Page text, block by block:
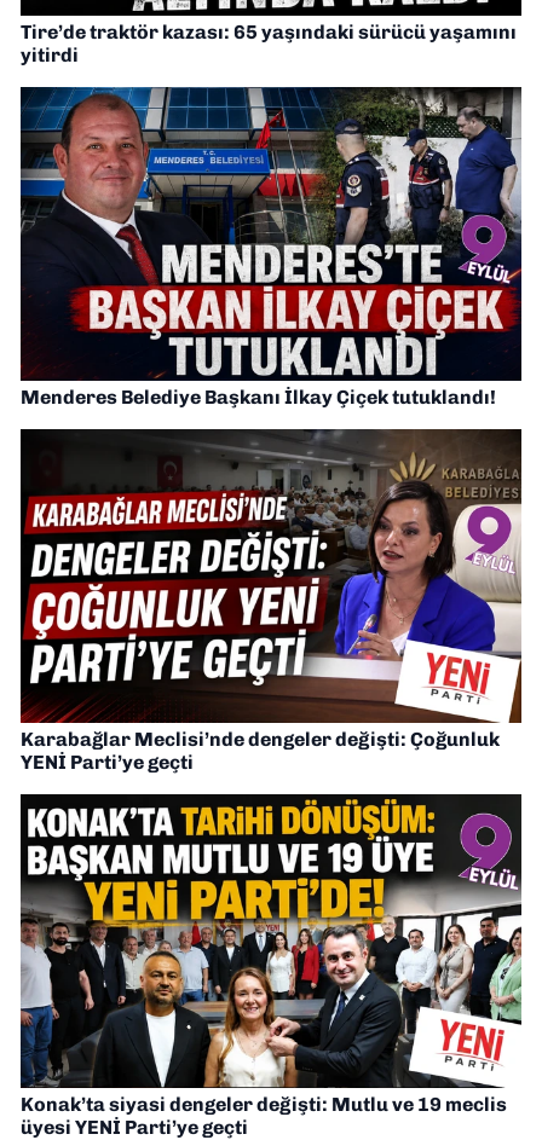
Tire’de traktör kazası: 65 yaşındaki sürücü yaşamını
yitirdi
Menderes Belediye Başkanı İlkay Çiçek tutuklandı!
Karabağlar Meclisi’nde dengeler değişti: Çoğunluk
YENİ Parti’ye geçti
Konak’ta siyasi dengeler değişti: Mutlu ve 19 meclis
üyesi YENİ Parti’ye geçti